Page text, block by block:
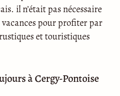
il n’était pas nécessaire
pour profiter par
et touristiques
à Cergy-Pontoise